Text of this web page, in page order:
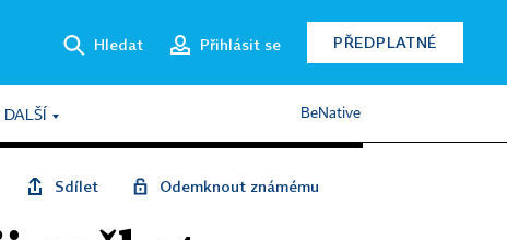
Hledat Přihlásit se PŘEDPLATNÉ
DALŠÍ BeNative
Sdílet Odemknout známému